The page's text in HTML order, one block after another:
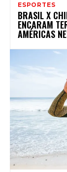
ESPORTES
BRASIL X
ENCARAM
AMÉRICAS